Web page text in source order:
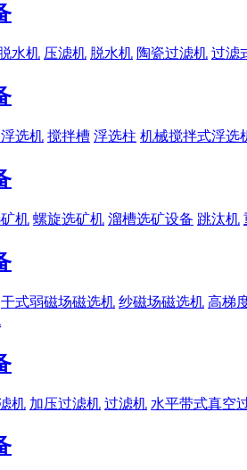
水机 压滤机 脱水机 陶瓷过滤机 过滤
选机 搅拌槽 浮选柱 机械搅拌式浮选
机 螺旋选矿机 溜槽选矿设备 跳汰机
干式弱磁场磁选机 纱磁场磁选机 高梯
机 加压过滤机 过滤机 水平带式真空